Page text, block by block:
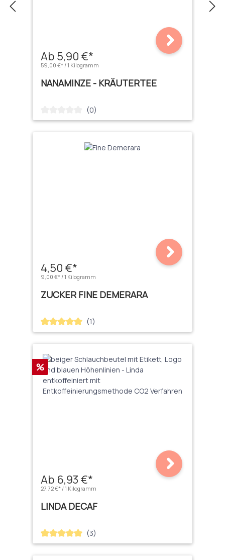
Ab 5,90 €*
59,00 €* / 1 Kilogramm
NANAMINZE - KRÄUTERTEE
Durchschnittliche Bewertung von 0 von 5 Sternen
(0)
4,50 €*
9,00 €* / 1 Kilogramm
ZUCKER FINE DEMERARA
Durchschnittliche Bewertung von 5 von 5 Sternen
(1)
Rabatt
%
Ab 6,93 €*
27,72 €* / 1 Kilogramm
LINDA DECAF
Durchschnittliche Bewertung von 5 von 5 Sternen
(3)